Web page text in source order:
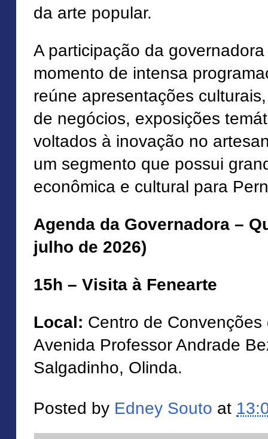
da arte popular.
A participação da
momento de intensa
reúne apresentações
de negócios, exposições
voltados à inovação no
um segmento que possui
econômica e cultural para
Agenda da Governadora –
julho de 2026)
15h – Visita à Fenearte
Local: Centro de
Avenida Professor Andrade
Salgadinho, Olinda.
Posted by Edney Souto at